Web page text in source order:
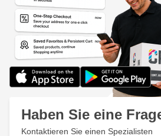
Haben Sie eine
Kontaktieren Sie einen Spezialisten